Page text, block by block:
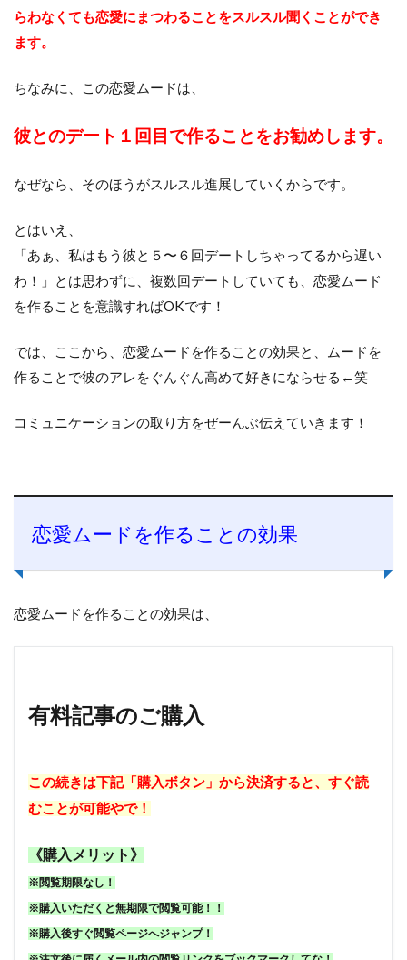
らわなくても恋愛にまつわることをスルスル聞くことができ
ます。
ちなみに、この恋愛ムードは、
彼とのデート１回目で作ることをお勧めします。
なぜなら、そのほうがスルスル進展していくからです。
とはいえ、
「あぁ、私はもう彼と５〜６回デートしちゃってるから遅い
わ！」とは思わずに、複数回デートしていても、恋愛ムード
を作ることを意識すればOKです！
では、ここから、恋愛ムードを作ることの効果と、ムードを
作ることで彼のアレをぐんぐん高めて好きにならせる←笑
コミュニケーションの取り方をぜーんぶ伝えていきます！
恋愛ムードを作ることの効果
恋愛ムードを作ることの効果は、
有料記事のご購入
この続きは下記「購入ボタン」から決済すると、すぐ読
むことが可能やで！
《購入メリット》
※閲覧期限なし！
※購入いただくと無期限で閲覧可能！！
※購入後すぐ閲覧ページへジャンプ！